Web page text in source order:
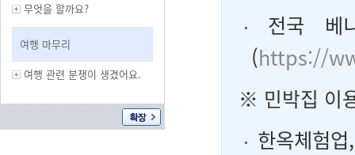
무엇을 할까요?
여행 마무리
여행 관련 분쟁이 생겼어요.
전국 베
(https://
※ 민박집 이
한옥체험